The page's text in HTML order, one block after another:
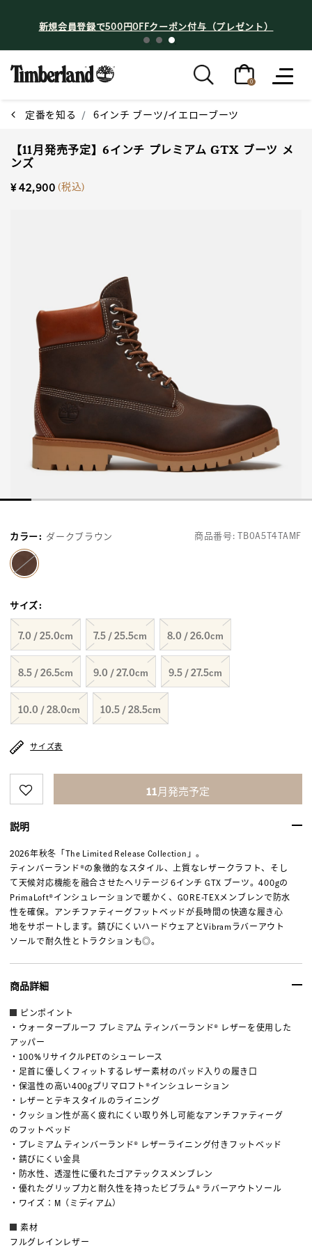
新規会員登録で500円OFFクーポン付与（プレゼント）
0
定番を知る 6インチ ブーツ/イエローブーツ
【11月発売予定】6インチ プレミアム GTX ブーツ メ
ンズ
¥ 42,900 (税込)
商品番号:TB0A5T4TAMF
カラー: ダークブラウン
サイズ:
7.0 / 25.0cm 7.5 / 25.5cm 8.0 / 26.0cm
8.5 / 26.5cm 9.0 / 27.0cm 9.5 / 27.5cm
10.0 / 28.0cm 10.5 / 28.5cm
サイズ表
11月発売予定
説明
2026年秋冬「The Limited Release Collection」。
ティンバーランド®の象徴的なスタイル、上質なレザークラフト、そし
て天候対応機能を融合させたヘリテージ 6インチ GTX ブーツ。400gの
PrimaLoft®インシュレーションで暖かく、GORE-TEXメンブレンで防水
性を確保。アンチファティーグフットベッドが長時間の快適な履き心
地をサポートします。錆びにくいハードウェアとVibramラバーアウト
ソールで耐久性とトラクションも◎。
商品詳細
ピンポイント
・ウォータープルーフ プレミアム ティンバーランド® レザーを使用した
アッパー
・100%リサイクルPETのシューレース
・足首に優しくフィットするレザー素材のパッド入りの履き口
・保温性の高い400gプリマロフト®インシュレーション
・レザーとテキスタイルのライニング
・クッション性が高く疲れにくい取り外し可能なアンチファティーグ
のフットベッド
・プレミアム ティンバーランド® レザーライニング付きフットベッド
・錆びにくい金具
・防水性、透湿性に優れたゴアテックスメンブレン
・優れたグリップ力と耐久性を持ったビブラム® ラバーアウトソール
・ワイズ：M（ミディアム）
素材
フルグレインレザー